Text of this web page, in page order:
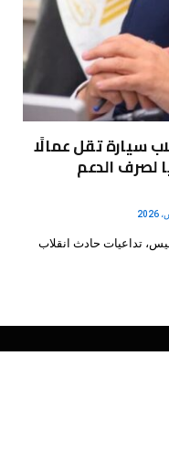
سيارة تقل عمالًا
لصرف الدعم
تداعيات حادث انقلاب